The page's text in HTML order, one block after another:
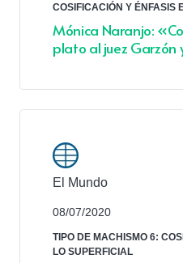
COSIFICACIÓN Y ÉNFASIS
Mónica Naranjo:
plato al juez
El Mundo
08/07/2020
TIPO DE MACHISMO 6:
LO SUPERFICIAL